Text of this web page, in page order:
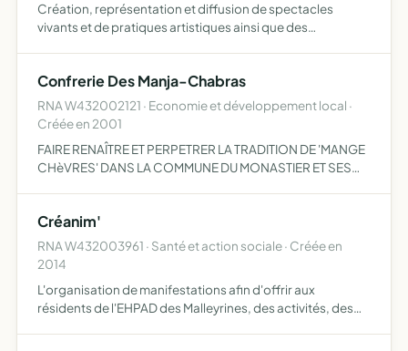
Création, représentation et diffusion de spectacles
vivants et de pratiques artistiques ainsi que des
Confrerie Des Manja-Chabras
RNA W432002121 · Economie et développement local ·
Créée en 2001
FAIRE RENAÎTRE ET PERPETRER LA TRADITION DE 'MANGE
CHèVRES' DANS LA COMMUNE DU MONASTIER ET SES
Créanim'
RNA W432003961 · Santé et action sociale · Créée en
2014
L'organisation de manifestations afin d'offrir aux
résidents de l'EHPAD des Malleyrines, des activités, des